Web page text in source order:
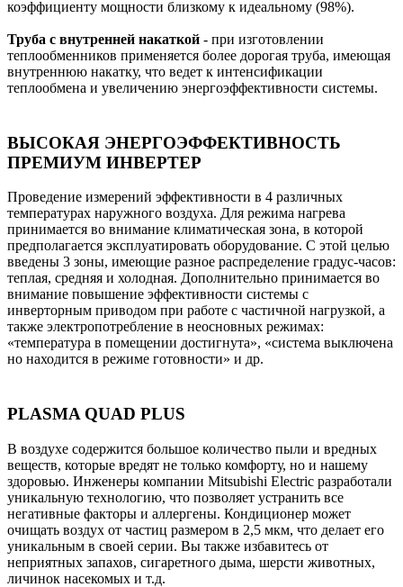
коэффициенту мощности близкому к идеальному (98%).
Труба с внутренней накаткой - при изготовлении
теплообменников применяется более дорогая труба, имеющая
внутреннюю накатку, что ведет к интенсификации
теплообмена и увеличению энергоэффективности системы.
ВЫСОКАЯ ЭНЕРГОЭФФЕКТИВНОСТЬ
ПРЕМИУМ ИНВЕРТЕР
Проведение измерений эффективности в 4 различных
температурах наружного воздуха. Для режима нагрева
принимается во внимание климатическая зона, в которой
предполагается эксплуатировать оборудование. С этой целью
введены 3 зоны, имеющие разное распределение градус-часов:
теплая, средняя и холодная. Дополнительно принимается во
внимание повышение эффективности системы с
инверторным приводом при работе с частичной нагрузкой, а
также электропотребление в неосновных режимах:
«температура в помещении достигнута», «система выключена
но находится в режиме готовности» и др.
PLASMA QUAD PLUS
В воздухе содержится большое количество пыли и вредных
веществ, которые вредят не только комфорту, но и нашему
здоровью. Инженеры компании Mitsubishi Electric разработали
уникальную технологию, что позволяет устранить все
негативные факторы и аллергены. Кондиционер может
очищать воздух от частиц размером в 2,5 мкм, что делает его
уникальным в своей серии. Вы также избавитесь от
неприятных запахов, сигаретного дыма, шерсти животных,
личинок насекомых и т.д.